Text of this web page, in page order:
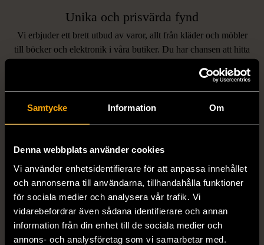
Samtycke Information Om
Denna webbplats använder cookies
Vi använder enhetsidentifierare för att anpassa innehållet
och annonserna till användarna, tillhandahålla funktioner
för sociala medier och analysera vår trafik. Vi
vidarebefordrar även sådana identifierare och annan
information från din enhet till de sociala medier och
annons- och analysföretag som vi samarbetar med.
Unika och prisvärda fynd
Vi erbjuder ett brett utbud av varor, allt från kläder och möbler
till böcker och elektronik i våra butiker. Du har chansen att hitta
LIKNANDE PRODUKTER
Hitta produkter som påminner om denna
1/5
STENSTRÖMS
Stenströms skjorta turkos
1/5
BOSS
BOSS vit pikétröja